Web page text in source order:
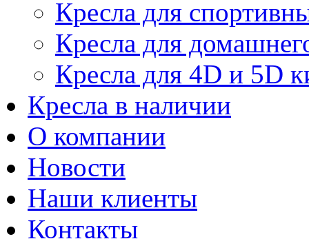
Кресла для
Кресла для
Кресла для 4D и 5D
Кресла в наличии
О компании
Новости
Наши клиенты
Контакты